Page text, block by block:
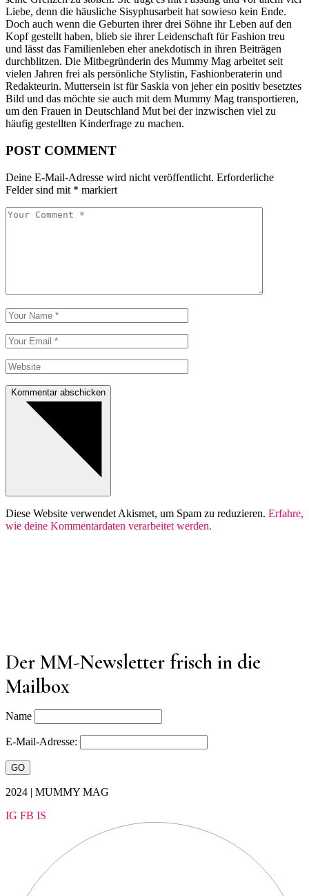
Liebe, denn die häusliche Si­sy­phus­ar­beit hat sowieso kein Ende.
Doch auch wenn die Geburten ihrer drei Söhne ihr Leben auf den
Kopf gestellt haben, blieb sie ihrer Leidenschaft für Fashion treu
und lässt das Familienleben eher anekdotisch in ihren Beiträgen
durchblitzen. Die Mitbegründerin des Mummy Mag arbeitet seit
vielen Jahren frei als persönliche Stylistin, Fashionberaterin und
Redakteurin. Muttersein ist für Saskia von jeher ein positiv besetztes
Bild und das möchte sie auch mit dem Mummy Mag transportieren,
um den Frauen in Deutschland Mut bei der inzwischen viel zu
häufig gestellten Kinderfrage zu machen.
POST COMMENT
Deine E-Mail-Adresse wird nicht veröffentlicht. Erforderliche
Felder sind mit * markiert
Kommentar abschicken
Diese Website verwendet Akismet, um Spam zu reduzieren. Erfahre,
wie deine Kommentardaten verarbeitet werden.
Der MM-Newsletter frisch in die
Mailbox
Name
E-Mail-Adresse:
2024 | MUMMY MAG
IG FB IS